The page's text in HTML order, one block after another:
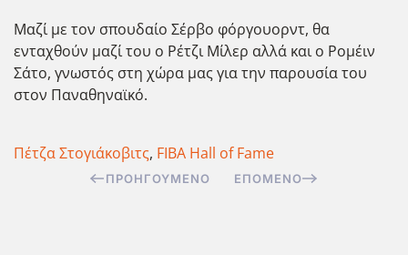
Μαζί με τον σπουδαίο Σέρβο φόργουορντ, θα
ενταχθούν μαζί του ο Ρέτζι Μίλερ αλλά και ο Ρομέιν
Σάτο, γνωστός στη χώρα μας για την παρουσία του
στον Παναθηναϊκό.
Πέτζα Στογιάκοβιτς, FIBA Hall of Fame
ΠΡΟΗΓΟΎΜΕΝΟ ΕΠΌΜΕΝΟ